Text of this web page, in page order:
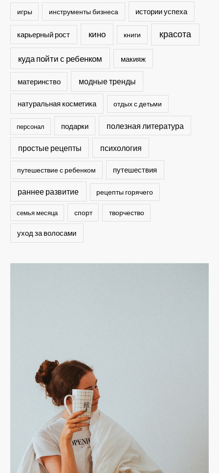
игры инструменты бизнеса истории успеха
карьерный рост кино книги красота
куда пойти с ребенком макияж
материнство модные тренды
натуральная косметика отдых с детьми
персонал подарки полезная литература
простые рецепты психология
путешествие с ребенком путешествия
раннее развитие рецепты горячего
семья месяца спорт творчество
уход за волосами